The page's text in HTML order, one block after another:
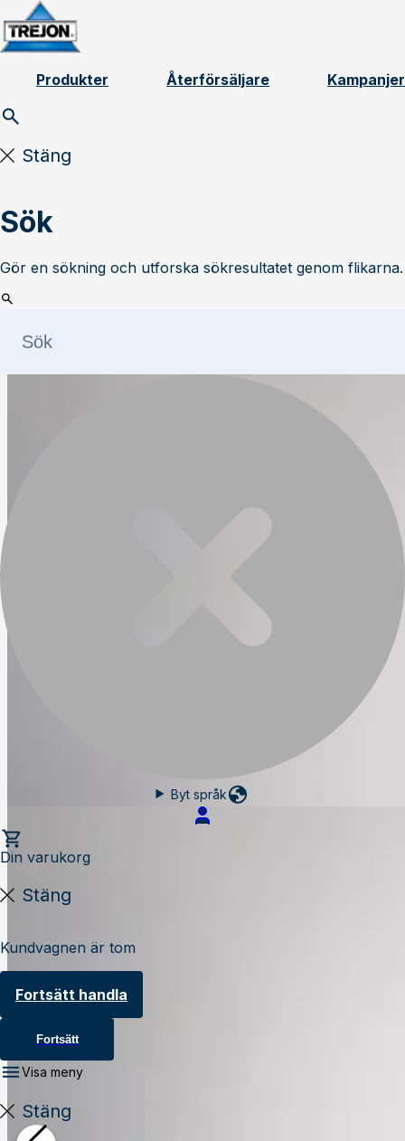
Skip to content
Produkter Återförsäljare Kampanjer
Stäng
Sök
Gör en sökning och utforska sökresultatet genom flikarna.
Byt språk
Din varukorg
Stäng
Kundvagnen är tom
Fortsätt handla
Fortsätt
Visa meny
Stäng
Läs mer